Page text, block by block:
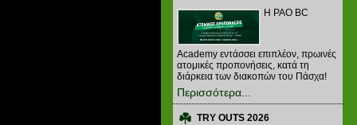
Η PAO BC
Academy εντάσσει επιπλέον, πρωινές
ατομικές προπονήσεις, κατά τη
διάρκεια των διακοπών του Πάσχα!
Περισσότερα...
TRY OUTS 2026